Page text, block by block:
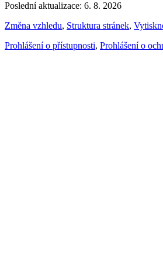
Poslední aktualizace: 6. 8. 2026
Změna vzhledu, Struktura stránek,
Prohlášení o přístupnosti, Prohlášení o